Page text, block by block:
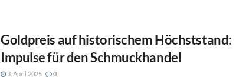
Goldpreis auf historischem Höchststand:
Impulse für den Schmuckhandel
3. April 2025 0